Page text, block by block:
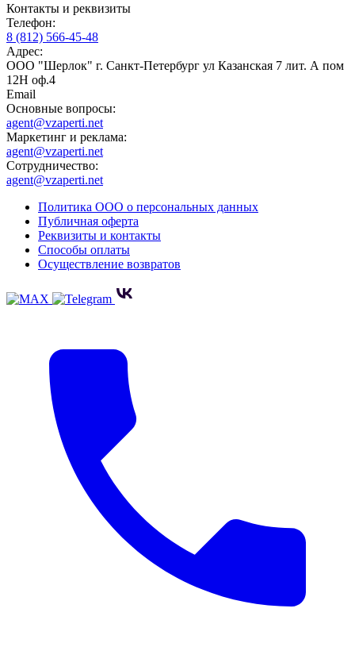
Контакты и реквизиты
Телефон:
8 (812) 566-45-48
Адрес:
ООО "Шерлок" г. Санкт-Петербург ул Казанская 7 лит. А пом
12Н оф.4
Email
Основные вопросы:
agent@vzaperti.net
Маркетинг и реклама:
agent@vzaperti.net
Сотрудничество:
agent@vzaperti.net
Политика ООО о персональных данных
Публичная оферта
Реквизиты и контакты
Способы оплаты
Осуществление возвратов